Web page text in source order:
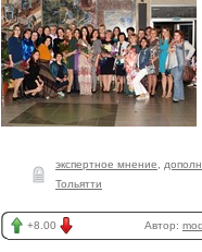
экспертное мнение
Тольятти
+8.00 Автор: